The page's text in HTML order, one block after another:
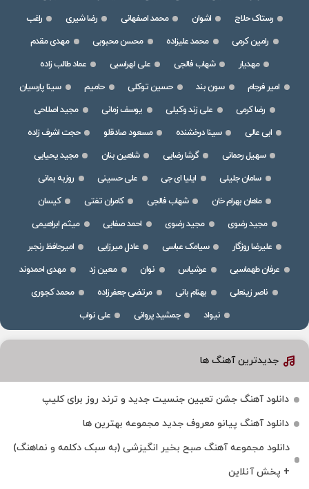
رستاک حلاج
اشوان محمد اصفهانی رضا شیری
راغب
رامین کرمی
محمد علیزاده محسن محبوبی
مهدی مقدم
مهدیار
شهاب فالجی علی لهراسبی
عماد طالب زاده
امیر فرجام
سون بند حسین توکلی حامیم
سینا پارسیان
رضا کرمی
علی زند وکیلی یوسف زمانی
مجید اصلاحی
ابی عالی
سینا درخشنده مسعود صادقلو
حجت اشرف زاده
سهیل رحمانی
گرشا رضایی شاهین بنان
مجید یحیایی
سامان جلیلی
ایلیا ای جی علی حسینی
روزبه بمانی
ماهان بهرام خان
شهاب فالجی کامران تفتی
کیسان
مجید رضوی
مجید رضوی احمد صفایی
میثم ابراهیمی
علیرضا روزگار
سیامک عباسی عادل میرزایی
امیرحافظ رنجبر
عرفان طهماسبی
عرشیاس نوان معین زد
مهدی احمدوند
ناصر زینعلی
بهنام بانی مرتضی جعفرزاده
محمد کجوری
نیواد
جمشید پروانی علی نواب
جدیدترین آهنگ ها
دانلود آهنگ جشن تعیین جنسیت جدید و ترند روز برای کلیپ
دانلود آهنگ پیانو معروف جدید مجموعه بهترین ها
دانلود مجموعه آهنگ صبح بخیر انگیزشی (به سبک دکلمه و نماهنگ)
+ پخش آنلاین